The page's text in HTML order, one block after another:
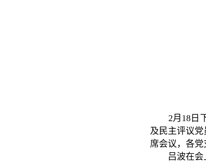
2月18日下
及民主评议
席会议，各党
吕波在会上